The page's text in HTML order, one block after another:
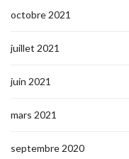
octobre 2021
juillet 2021
juin 2021
mars 2021
septembre 2020